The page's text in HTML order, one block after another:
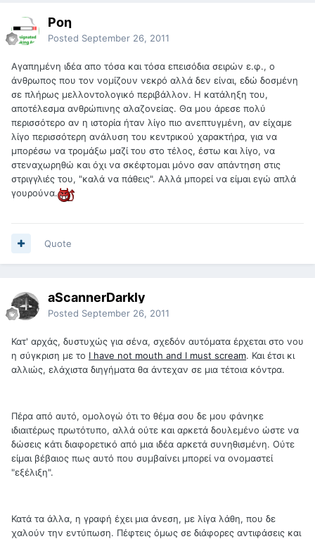
Ροη
Posted September 26, 2011
Αγαπημένη ιδέα απο τόσα και τόσα επεισόδια σειρών ε.φ., ο
άνθρωπος που τον νομίζουν νεκρό αλλά δεν είναι, εδώ δοσμένη
σε πλήρως μελλοντολογικό περιβάλλον. Η κατάληξη του,
αποτέλεσμα ανθρώπινης αλαζονείας. Θα μου άρεσε πολύ
περισσότερο αν η ιστορία ήταν λίγο πιο ανεπτυγμένη, αν είχαμε
λίγο περισσότερη ανάλυση του κεντρικού χαρακτήρα, για να
μπορέσω να τρομάξω μαζί του στο τέλος, έστω και λίγο, να
στεναχωρηθώ και όχι να σκέφτομαι μόνο σαν απάντηση στις
στριγγλιές του, "καλά να πάθεις". Αλλά μπορεί να είμαι εγώ απλά
γουρούνα.
Quote
aScannerDarkly
Posted September 26, 2011
Κατ' αρχάς, δυστυχώς για σένα, σχεδόν αυτόματα έρχεται στο νου
η σύγκριση με το I have not mouth and I must scream. Και έτσι κι
αλλιώς, ελάχιστα διηγήματα θα άντεχαν σε μια τέτοια κόντρα.
Πέρα από αυτό, ομολογώ ότι το θέμα σου δε μου φάνηκε
ιδιαιτέρως πρωτότυπο, αλλά ούτε και αρκετά δουλεμένο ώστε να
δώσεις κάτι διαφορετικό από μια ιδέα αρκετά συνηθισμένη. Ούτε
είμαι βέβαιος πως αυτό που συμβαίνει μπορεί να ονομαστεί
"εξέλιξη".
Κατά τα άλλα, η γραφή έχει μια άνεση, με λίγα λάθη, που δε
χαλούν την εντύπωση. Πέφτεις όμως σε διάφορες αντιφάσεις και